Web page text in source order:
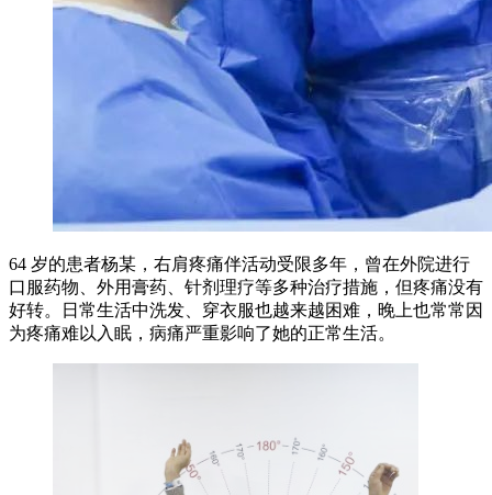
64 岁的患者杨某，右肩疼痛伴活动受限多年，曾在外院进行
口服药物、外用膏药、针剂理疗等多种治疗措施，但疼痛没有
好转。日常生活中洗发、穿衣服也越来越困难，晚上也常常因
为疼痛难以入眠，病痛严重影响了她的正常生活。